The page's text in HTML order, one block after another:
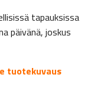
tapauksissa
päivänä, joskus
tuotekuvaus